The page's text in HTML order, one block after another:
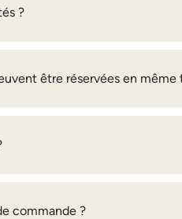
?
être réservées en même
commande ?